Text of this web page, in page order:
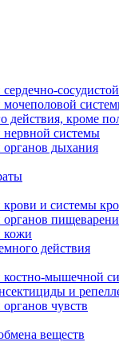
мочеполовой
действия, кроме
нервной системы
органов дыхания
и системы
органов
кожи
действия
костно-мышечной
и
чувств
веществ